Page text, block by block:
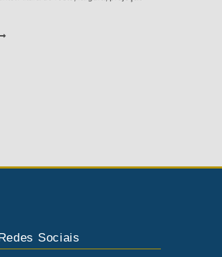
Redes Sociais